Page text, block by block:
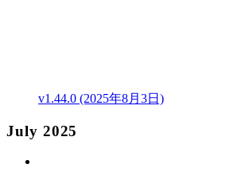
v1.44.0 (2025年8月3日)
July 2025